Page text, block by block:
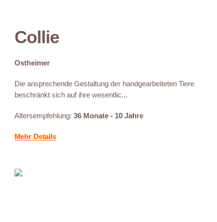
Collie
Ostheimer
Die ansprechende Gestaltung der handgearbeiteten Tiere
beschränkt sich auf ihre wesentlic...
Altersempfehlung: 36 Monate - 10 Jahre
Mehr Details